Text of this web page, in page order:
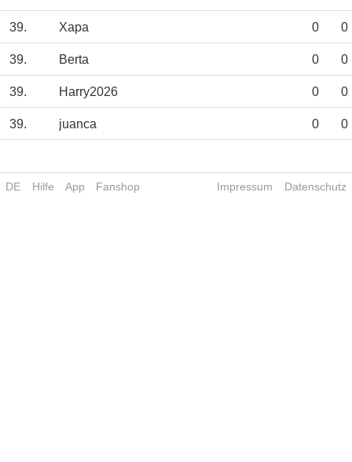
39. Xapa 0 0
39. Berta 0 0
39. Harry2026 0 0
39. juanca 0 0
DE Hilfe App Fanshop Impressum Datenschutz